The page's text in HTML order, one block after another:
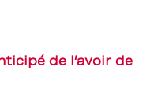
de l’avoir de